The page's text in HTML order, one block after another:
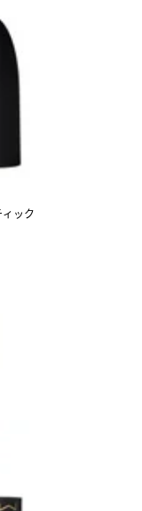
ック